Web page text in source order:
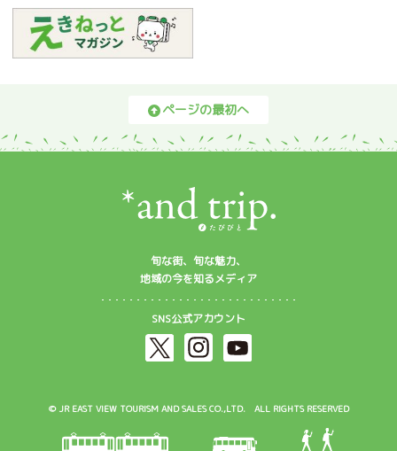
ページの最初へ
旬な街、旬な魅力、
地域の今を知るメディア
SNS公式アカウント
© JR EAST VIEW TOURISM AND SALES CO.,LTD. ALL RIGHTS RESERVED